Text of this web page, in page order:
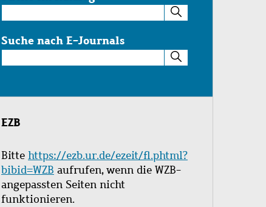
im
Katalog
Suche nach E-Journals
nach
Journals
EZB
Bitte https://ezb.ur.de/ezeit/fl.phtml?
bibid=WZB aufrufen, wenn die WZB-
angepassten Seiten nicht
funktionieren.